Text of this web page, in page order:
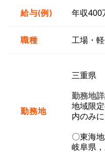
給与(例) 年収400
職種 工場・
勤務地
三重県
勤務地
地域限
内のみ
〇東海
岐阜県